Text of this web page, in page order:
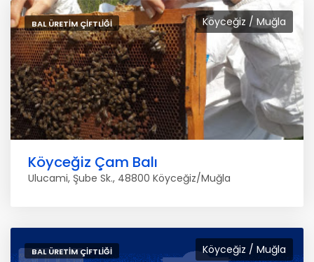
Köyceğiz / Muğla
BAL ÜRETIM ÇIFTLIĞI
Köyceğiz Çam Balı
Ulucami, Şube Sk., 48800 Köyceğiz/Muğla
Köyceğiz / Muğla
BAL ÜRETIM ÇIFTLIĞI